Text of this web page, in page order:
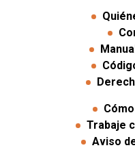
Trabaje
Aviso